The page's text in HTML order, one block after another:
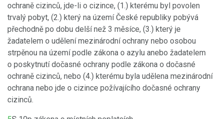
ochraně cizinců, jde-li o cizince, (1.) kterému byl povolen
trvalý pobyt, (2.) který na území České republiky pobývá
přechodně po dobu delší než 3 měsíce, (3.) který je
žadatelem o udělení mezinárodní ochrany nebo osobou
strpěnou na území podle zákona o azylu anebo žadatelem
o poskytnutí dočasné ochrany podle zákona o dočasné
ochraně cizinců, nebo (4.) kterému byla udělena mezinárodní
ochrana nebo jde o cizince požívajícího dočasné ochrany
cizinců.